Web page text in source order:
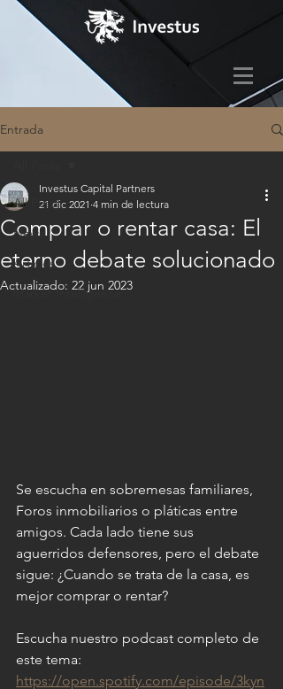
Entrada
All Posts
News
Articles
Market Intelligence
Comprar o rentar casa: El
eterno debate solucionado
Investus Capital Partners
21 dic 2021 4 min de lectura
Actualizado: 22 jun 2023
Se escucha en sobremesas familiares,
Foros inmobiliarios o pláticas entre
amigos. Cada lado tiene sus
aguerridos defensores, pero el debate
sigue: ¿Cuando se trata de la casa, es
mejor comprar o rentar?
Escucha nuestro podcast completo de
este tema:
https://open.spotify.com/episode/3kyn